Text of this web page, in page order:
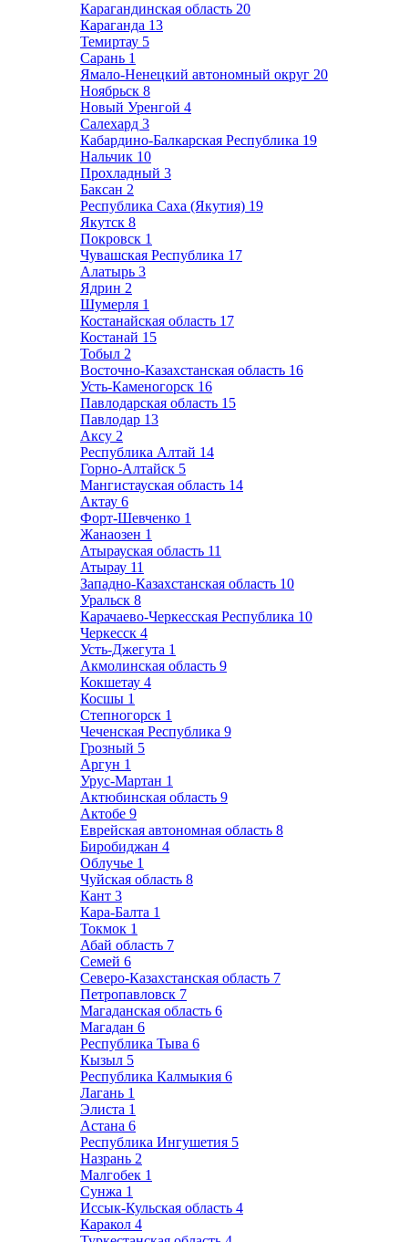
Карагандинская область 20
Караганда 13
Темиртау 5
Сарань 1
Ямало-Ненецкий автономный округ 20
Ноябрьск 8
Новый Уренгой 4
Салехард 3
Кабардино-Балкарская Республика 19
Нальчик 10
Прохладный 3
Баксан 2
Республика Саха (Якутия) 19
Якутск 8
Покровск 1
Чувашская Республика 17
Алатырь 3
Ядрин 2
Шумерля 1
Костанайская область 17
Костанай 15
Тобыл 2
Восточно-Казахстанская область 16
Усть-Каменогорск 16
Павлодарская область 15
Павлодар 13
Аксу 2
Республика Алтай 14
Горно-Алтайск 5
Мангистауская область 14
Актау 6
Форт-Шевченко 1
Жанаозен 1
Атырауская область 11
Атырау 11
Западно-Казахстанская область 10
Уральск 8
Карачаево-Черкесская Республика 10
Черкесск 4
Усть-Джегута 1
Акмолинская область 9
Кокшетау 4
Косшы 1
Степногорск 1
Чеченская Республика 9
Грозный 5
Аргун 1
Урус-Мартан 1
Актюбинская область 9
Актобе 9
Еврейская автономная область 8
Биробиджан 4
Облучье 1
Чуйская область 8
Кант 3
Кара-Балта 1
Токмок 1
Абай область 7
Семей 6
Северо-Казахстанская область 7
Петропавловск 7
Магаданская область 6
Магадан 6
Республика Тыва 6
Кызыл 5
Республика Калмыкия 6
Лагань 1
Элиста 1
Астана 6
Республика Ингушетия 5
Назрань 2
Малгобек 1
Сунжа 1
Иссык-Кульская область 4
Каракол 4